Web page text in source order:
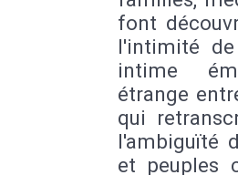
font
l'intimité
intime
étrange
qui
l'ambiguïté
et peuples